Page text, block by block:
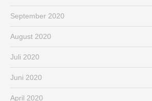
September 2020
August 2020
Juli 2020
Juni 2020
April 2020